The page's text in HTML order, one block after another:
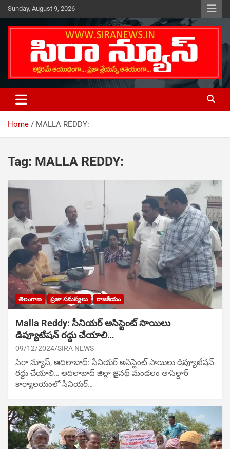
Skip
to
content
Sunday, August 9, 2026
SIRA NEWS
Home MALLA REDDY:
Tag: MALLA REDDY:
తెలంగాణ ప్రజా సమస్యలు రాజకీయం
Malla Reddy: సీనియర్ అసిస్టెంట్ సాయిలు
డిప్యూటేషన్ రద్దు చేయాలి…
09/12/2024 SIRA NEWS
సిరా న్యూస్, ఆదిలాబాద్: సీనియర్ అసిస్టెంట్ సాయిలు డిప్యూటేషన్
రద్దు చేయాలి… అదిలాబాద్ జిల్లా జైనథ్ మండలం తాసిల్దార్
కార్యాలయంలో సీనియర్…